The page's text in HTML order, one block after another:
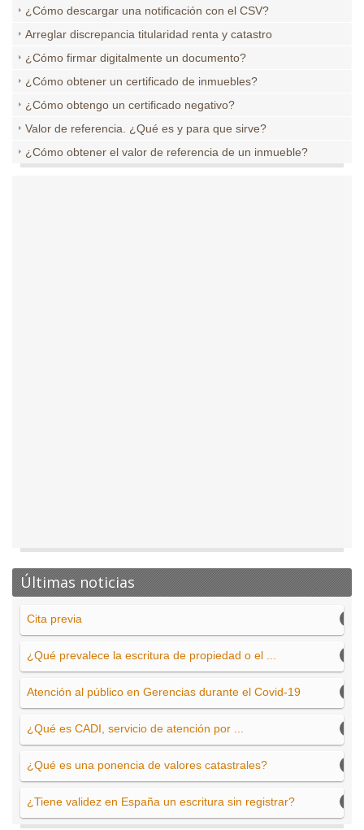
¿Cómo descargar una notificación con el CSV?
Arreglar discrepancia titularidad renta y catastro
¿Cómo firmar digitalmente un documento?
¿Cómo obtener un certificado de inmuebles?
¿Cómo obtengo un certificado negativo?
Valor de referencia. ¿Qué es y para que sirve?
¿Cómo obtener el valor de referencia de un inmueble?
Últimas noticias
Cita previa
¿Qué prevalece la escritura de propiedad o el ...
Atención al público en Gerencias durante el Covid-19
¿Qué es CADI, servicio de atención por ...
¿Qué es una ponencia de valores catastrales?
¿Tiene validez en España un escritura sin registrar?